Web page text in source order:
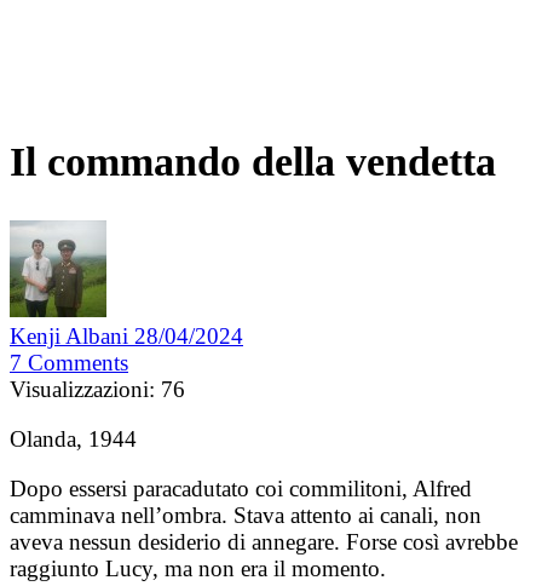
Il commando della vendetta
Kenji Albani 28/04/2024
7 Comments
Visualizzazioni: 76
Olanda, 1944
Dopo essersi paracadutato coi commilitoni, Alfred
camminava nell’ombra. Stava attento ai canali, non
aveva nessun desiderio di annegare. Forse così avrebbe
raggiunto Lucy, ma non era il momento.